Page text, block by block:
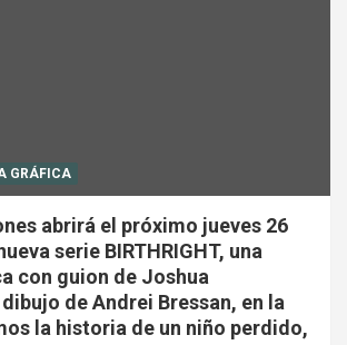
GRÁFICA
abrirá el próximo jueves 26
serie BIRTHRIGHT, una
con guion de Joshua
de Andrei Bressan, en la
la historia de un niño perdido,